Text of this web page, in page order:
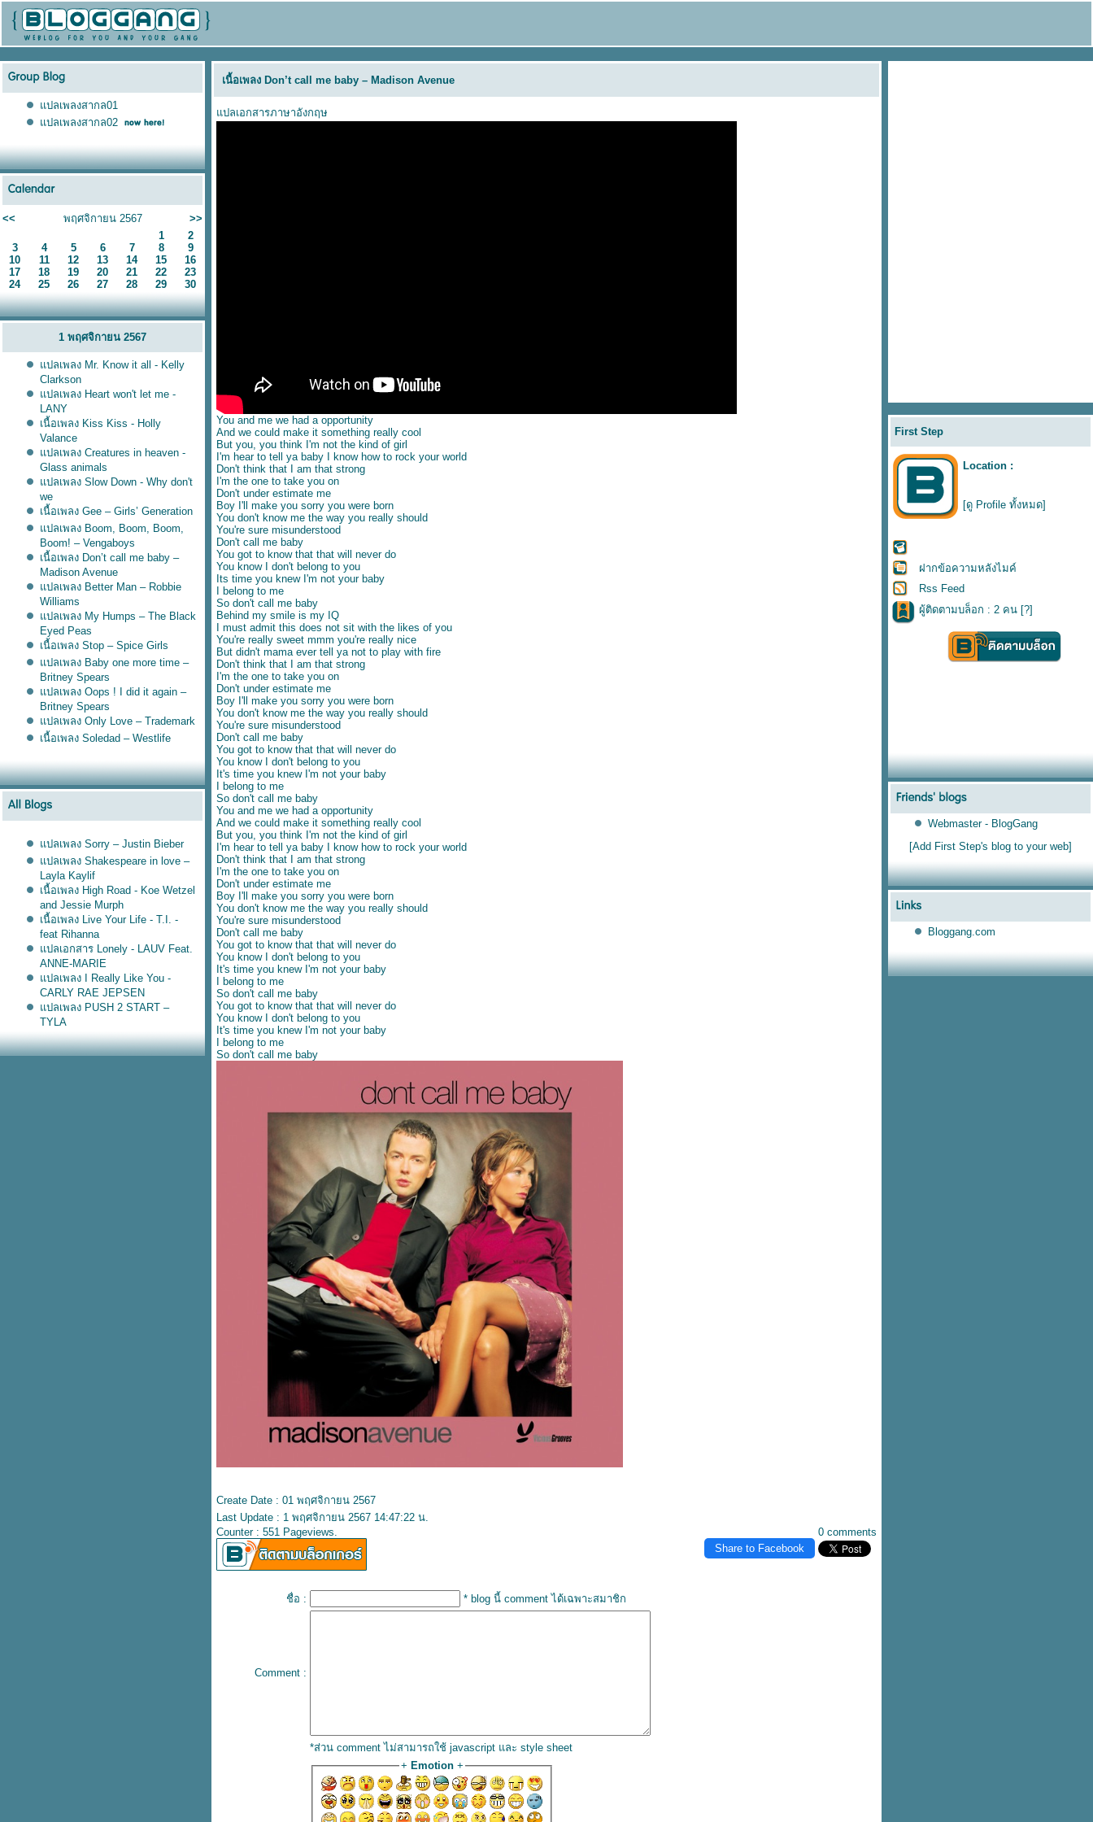
ปลเพลงสากล01
ปลเพลงสากล02
<< พฤศจิกายน 2567
>>
1
2
3
4 5 6 7 8
9
10
11 12 13 14 15
16
17
18 19 20 21 22
23
24
25 26 27 28 29 30
1 พฤศจิกายน 2567
ปลเพลง Mr. Know it all - Kelly
Clarkson
ปลเพลง Heart won't let me -
LANY
เนื้อเพลง Kiss Kiss - Holly
Valance
ปลเพลง Creatures in heaven -
Glass animals
ปลเพลง Slow Down - Why don't
we
เนื้อเพลง Gee – Girls’ Generation
ปลเพลง Boom, Boom, Boom,
Boom! – Vengaboys
เนื้อเพลง Don’t call me baby –
Madison Avenue
ปลเพลง Better Man – Robbie
Williams
ปลเพลง My Humps – The Black
Eyed Peas
เนื้อเพลง Stop – Spice Girls
ปลเพลง Baby one more time –
Britney Spears
ปลเพลง Oops ! I did it again –
Britney Spears
ปลเพลง Only Love – Trademark
เนื้อเพลง Soledad – Westlife
ปลเพลง Sorry – Justin Bieber
ปลเพลง Shakespeare in love –
Layla Kaylif
เนื้อเพลง High Road - Koe Wetzel
and Jessie Murph
เนื้อเพลง Live Your Life - T.I. -
feat Rihanna
ปลเอกสาร Lonely - LAUV Feat.
ANNE-MARIE
ปลเพลง I Really Like You -
CARLY RAE JEPSEN
ปลเพลง PUSH 2 START –
TYLA
ปลเพลง Ask & You Shall
Receive - Rita Ora
เนื้อเพลง Don’t call me baby – Madison Avenue
ปลเอกสารภาษาอังกฤษ
You and me we had a opportunity
And we could make it something really cool
But you, you think I'm not the kind of girl
I'm hear to tell ya baby I know how to rock your world
Don't think that I am that strong
I'm the one to take you on
Don't under estimate me
Boy I'll make you sorry you were born
You don't know me the way you really should
You're sure misunderstood
Don't call me baby
You got to know that that will never do
You know I don't belong to you
Its time you knew I'm not your baby
I belong to me
So don't call me baby
Behind my smile is my IQ
I must admit this does not sit with the likes of you
You're really sweet mmm you're really nice
But didn't mama ever tell ya not to play with fire
Don't think that I am that strong
I'm the one to take you on
Don't under estimate me
Boy I'll make you sorry you were born
You don't know me the way you really should
You're sure misunderstood
Don't call me baby
You got to know that that will never do
You know I don't belong to you
It's time you knew I'm not your baby
I belong to me
So don't call me baby
You and me we had a opportunity
And we could make it something really cool
But you, you think I'm not the kind of girl
I'm hear to tell ya baby I know how to rock your world
Don't think that I am that strong
I'm the one to take you on
Don't under estimate me
Boy I'll make you sorry you were born
You don't know me the way you really should
You're sure misunderstood
Don't call me baby
You got to know that that will never do
You know I don't belong to you
It's time you knew I'm not your baby
I belong to me
So don't call me baby
You got to know that that will never do
You know I don't belong to you
It's time you knew I'm not your baby
I belong to me
So don't call me baby
Create Date : 01 พฤศจิกายน 2567
Last Update : 1 พฤศจิกายน 2567 14:47:22 น.
0 comments
Counter : 551 Pageviews.
Share to Facebook
ชื่อ : * blog นี้ comment ได้เฉพาะสมาชิก
Comment :
*ส่วน comment ไม่สามารถใช้ javascript และ style sheet
+ Emotion+
First Step
Location :
[ดู Profile ทั้งหมด]
ฝากข้อความหลังไมค์
Rss Feed
ผู้ติดตามบล็อก : 2 คน [?]
Webmaster - BlogGang
[Add First Step's blog to your web]
Bloggang.com